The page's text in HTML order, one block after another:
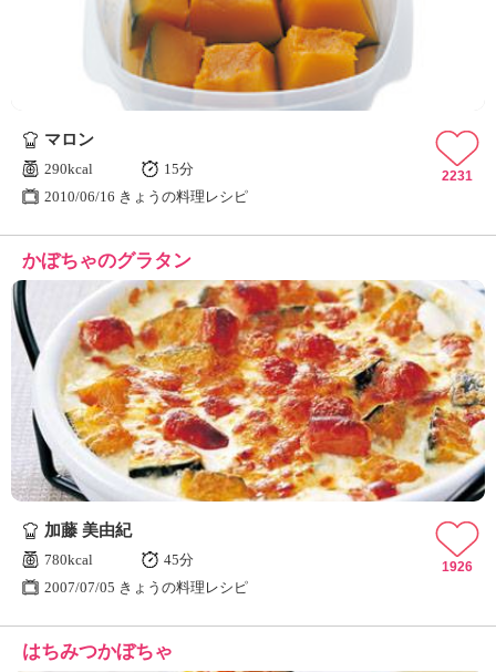
マロン
290kcal
15分
2010/06/16 きょうの料理レシピ
2231
かぼちゃのグラタン
加藤 美由紀
780kcal
45分
2007/07/05 きょうの料理レシピ
1926
はちみつかぼちゃ